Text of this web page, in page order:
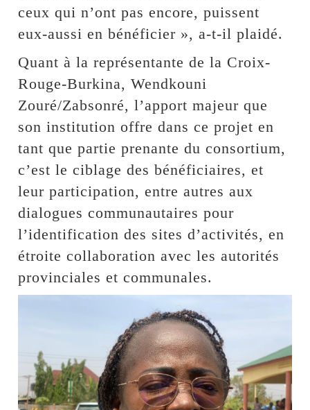
ceux qui n’ont pas encore, puissent
eux-aussi en bénéficier », a-t-il plaidé.
Quant à la représentante de la Croix-
Rouge-Burkina, Wendkouni
Zouré/Zabsonré, l’apport majeur que
son institution offre dans ce projet en
tant que partie prenante du consortium,
c’est le ciblage des bénéficiaires, et
leur participation, entre autres aux
dialogues communautaires pour
l’identification des sites d’activités, en
étroite collaboration avec les autorités
provinciales et communales.